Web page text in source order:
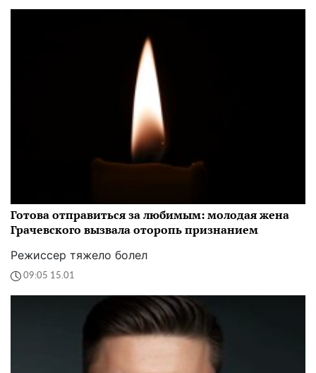
Готова отправиться за любимым: молодая жена
Грачевского вызвала оторопь признанием
Режиссер тяжело болел
09:05 15.01